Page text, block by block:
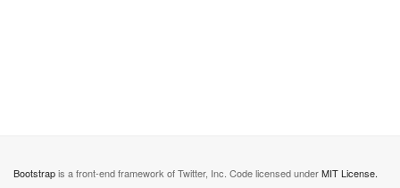
Bootstrapis a front-end framework of Twitter, Inc. Code licensed underMIT License.